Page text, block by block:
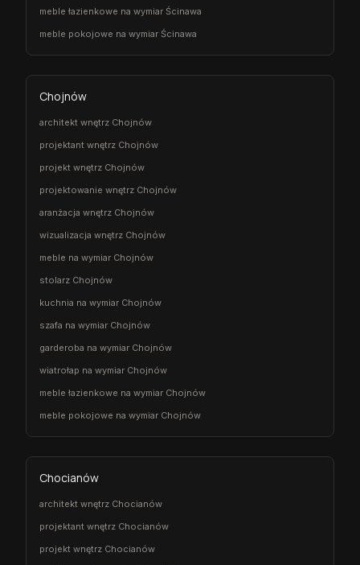
meble łazienkowe na wymiar Ścinawa
meble pokojowe na wymiar Ścinawa
Chojnów
architekt wnętrz Chojnów
projektant wnętrz Chojnów
projekt wnętrz Chojnów
projektowanie wnętrz Chojnów
aranżacja wnętrz Chojnów
wizualizacja wnętrz Chojnów
meble na wymiar Chojnów
stolarz Chojnów
kuchnia na wymiar Chojnów
szafa na wymiar Chojnów
garderoba na wymiar Chojnów
wiatrołap na wymiar Chojnów
meble łazienkowe na wymiar Chojnów
meble pokojowe na wymiar Chojnów
Chocianów
architekt wnętrz Chocianów
projektant wnętrz Chocianów
projekt wnętrz Chocianów